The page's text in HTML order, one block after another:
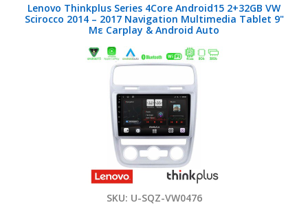
Lenovo Thinkplus Series 4Core Android15 2+32GB VW
Scirocco 2014 – 2017 Navigation Multimedia Tablet 9"
Με Carplay & Android Auto
SKU: U-SQZ-VW0476